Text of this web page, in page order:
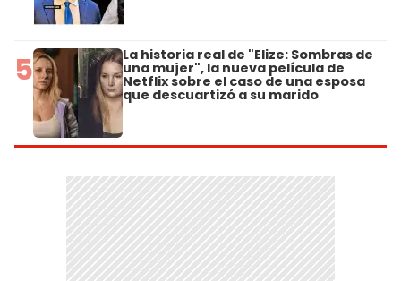
5 La historia real de "Elize: Sombras de
una mujer", la nueva película de
Netflix sobre el caso de una esposa
que descuartizó a su marido